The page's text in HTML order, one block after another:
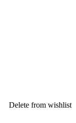
Delete from wishlist